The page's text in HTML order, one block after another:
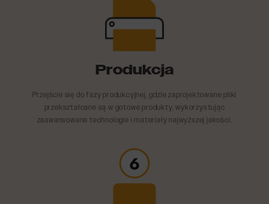
Produkcja
Przejście się do fazy produkcyjnej, gdzie zaprojektowane pliki
przekształcane są w gotowe produkty, wykorzystując
zaawansowane technologie i materiały najwyższej jakości.